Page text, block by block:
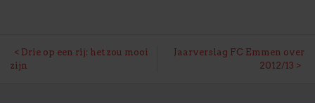
BERICHT
Drie op een rij: het zou mooi
zijn
Jaarverslag FC Emmen over
2012/13